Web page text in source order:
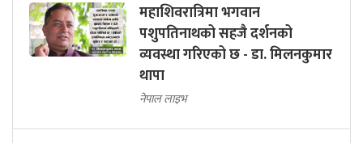
महाशिवरात्रिमा भगवान
पशुपतिनाथको सहजै दर्शनको
व्यवस्था गरिएको छ - डा. मिलनकुमार
थापा
नेपाल लाइभ